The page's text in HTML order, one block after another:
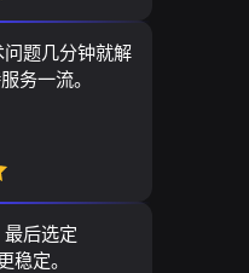
题几分钟就解
务一流。
后选定
稳定。